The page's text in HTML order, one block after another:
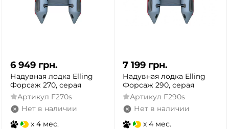
6 949 грн.
Надувная лодка Elling
Форсаж 270, серая
Артикул F270s
Нет в наличии
x 4 мес.
7 199 грн.
Надувная лодка Elling
Форсаж 290, серая
Артикул F290s
Нет в наличии
x 4 мес.